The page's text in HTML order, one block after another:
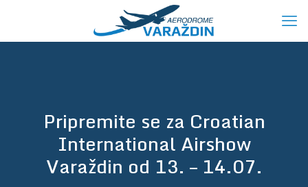
Pripremite se za Croatian
International Airshow
Varaždin od 13. – 14.07.